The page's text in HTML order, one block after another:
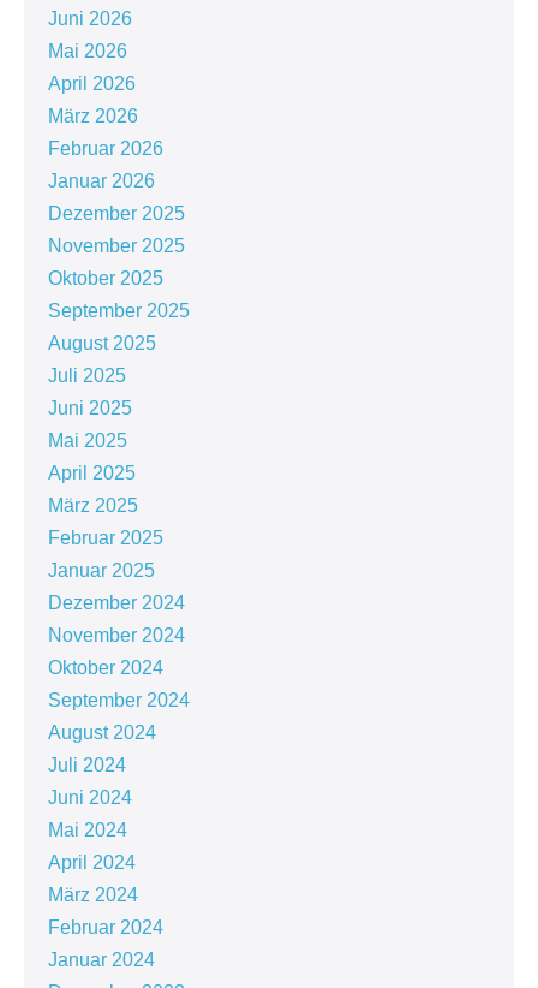
Juni 2026
Mai 2026
April 2026
März 2026
Februar 2026
Januar 2026
Dezember 2025
November 2025
Oktober 2025
September 2025
August 2025
Juli 2025
Juni 2025
Mai 2025
April 2025
März 2025
Februar 2025
Januar 2025
Dezember 2024
November 2024
Oktober 2024
September 2024
August 2024
Juli 2024
Juni 2024
Mai 2024
April 2024
März 2024
Februar 2024
Januar 2024